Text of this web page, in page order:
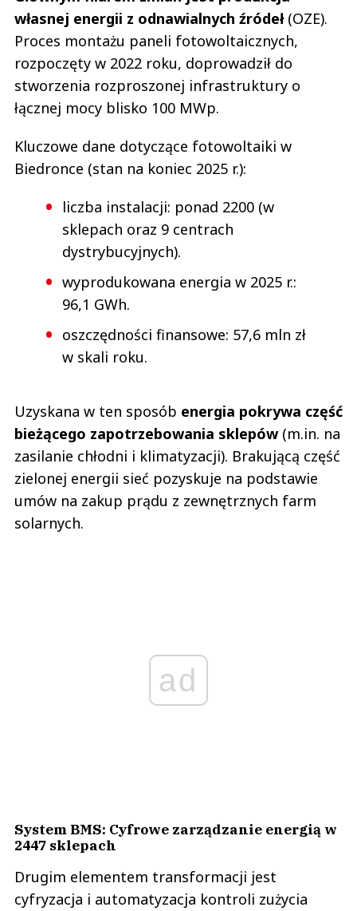
własnej energii z odnawialnych źródeł(OZE).
Proces montażu paneli fotowoltaicznych,
rozpoczęty w 2022 roku, doprowadził do
stworzenia rozproszonej infrastruktury o
łącznej mocy blisko 100 MWp.
Kluczowe dane dotyczące fotowoltaiki w
Biedronce (stan na koniec 2025 r.):
liczba instalacji: ponad 2200 (w
sklepach oraz 9 centrach
dystrybucyjnych).
wyprodukowana energia w 2025 r.:
96,1 GWh.
oszczędności finansowe: 57,6 mln zł
w skali roku.
Uzyskana w ten sposób energia pokrywa część
bieżącego zapotrzebowania sklepów(m.in. na
zasilanie chłodni i klimatyzacji). Brakującą część
zielonej energii sieć pozyskuje na podstawie
umów na zakup prądu z zewnętrznych farm
solarnych.
ad
System BMS: Cyfrowe zarządzanie energią w
2447 sklepach
Drugim elementem transformacji jest
cyfryzacja i automatyzacja kontroli zużycia